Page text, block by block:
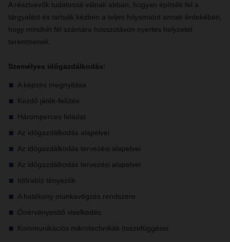
A résztvevők tudatossá válnak abban, hogyan építsék fel a
tárgyalást és tartsák kézben a teljes folyamatot annak érdekében,
hogy mindkét fél számára hosszútávon nyertes helyzetet
teremtsenek.
Személyes időgazdálkodás:
A képzés megnyitása
Kezdő játék-felütés
Háromperces feladat
Az időgazdálkodás alapelvei
Az időgazdálkodás tervezési alapelvei
Az időgazdálkodás tervezési alapelvei
Időrabló tényezők
A hatékony munkavégzés rendszere
Önérvényesítő viselkedés
Kommunikációs mikrotechnikák összefüggései